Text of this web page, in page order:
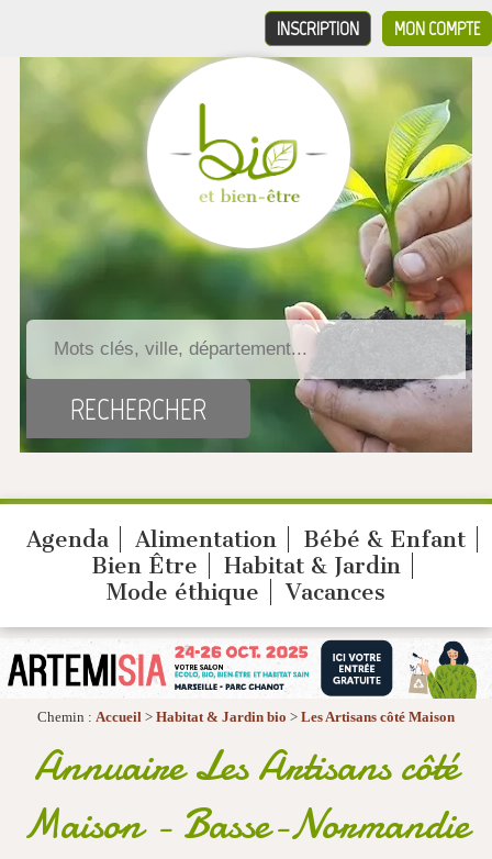
MON COMPTE
INSCRIPTION
Agenda Alimentation
Bébé & Enfant
Bien Être
Habitat & Jardin
Mode éthique
Vacances
Chemin : Accueil > Habitat & Jardin bio > Les Artisans côté Maison
Annuaire Les Artisans côté
Maison - Basse-Normandie